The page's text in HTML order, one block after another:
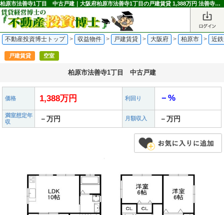
柏原市法善寺1丁目 中古戸建｜大阪府柏原市法善寺1丁目の戸建賃貸 1,388万円 法善寺駅｜不動産投資博士
不動産投資博士トップ > 収益物件 > 戸建賃貸 > 大阪府 > 柏原市 > 近
戸建賃貸 空室
柏原市法善寺1丁目 中古戸建
価格 1,388万円 利回り －%
満室想定年
収
－万円 月額収入 －万円